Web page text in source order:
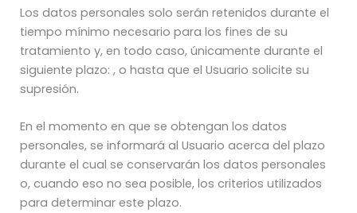
Los datos personales solo serán retenidos durante el
tiempo mínimo necesario para los fines de su
tratamiento y, en todo caso, únicamente durante el
siguiente plazo: , o hasta que el Usuario solicite su
supresión.
En el momento en que se obtengan los datos
personales, se informará al Usuario acerca del plazo
durante el cual se conservarán los datos personales
o, cuando eso no sea posible, los criterios utilizados
para determinar este plazo.